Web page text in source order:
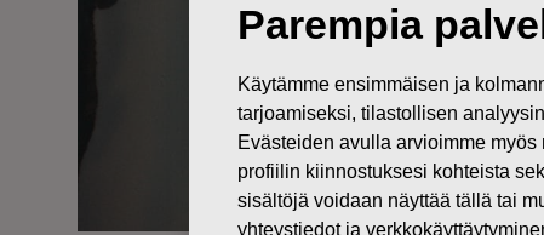
Parempia
Käytämme ensimmäisen ja
tarjoamiseksi, tilastollisen
Evästeiden avulla arvioimme
profiilin kiinnostuksesi kohteista
sisältöjä voidaan näyttää tällä tai
yhteystiedot ja